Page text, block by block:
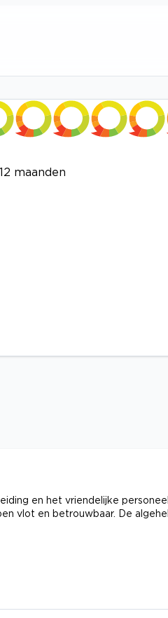
maanden
en het vriendelijke
vlot en betrouwbaar. De